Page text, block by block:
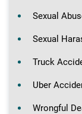
Sexual
Sexual
Truck
Uber
Wrongful